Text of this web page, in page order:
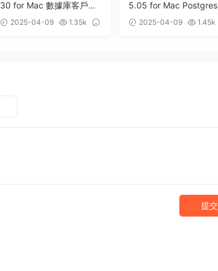
30 for Mac 數據庫客戶端
軟件2025-04-09
1.35k
5.05 for Mac
L數據庫客戶端
2025-04-09
1.45k
提交